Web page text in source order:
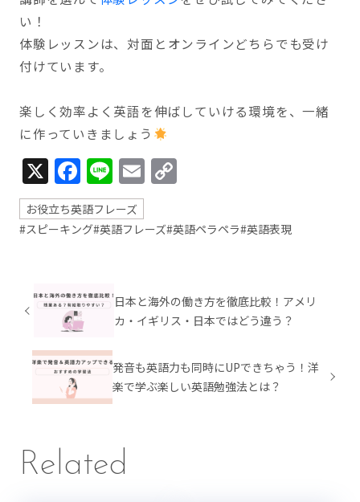
い！
体験レッスンは、対面とオンラインどちらでも受け
付けています。
楽しく効率よく英語を伸ばしていける環境を、一緒
に作っていきましょう
X Facebook
LineEmail
お役立ち英語フレーズ
#スピーキング#英語フレーズ#英語ペラペラ#英語表現
日本と海外の働き方を徹底比較！アメリ
カ・イギリス・日本ではどう違う？
発音も英語力も同時にUPできちゃう！洋
楽で学ぶ楽しい英語勉強法とは？
Related